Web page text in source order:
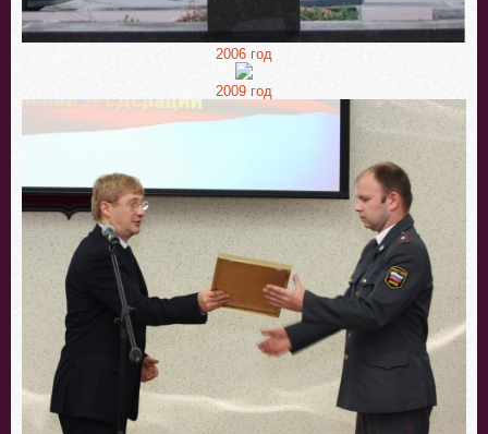
2006 год
2009 год